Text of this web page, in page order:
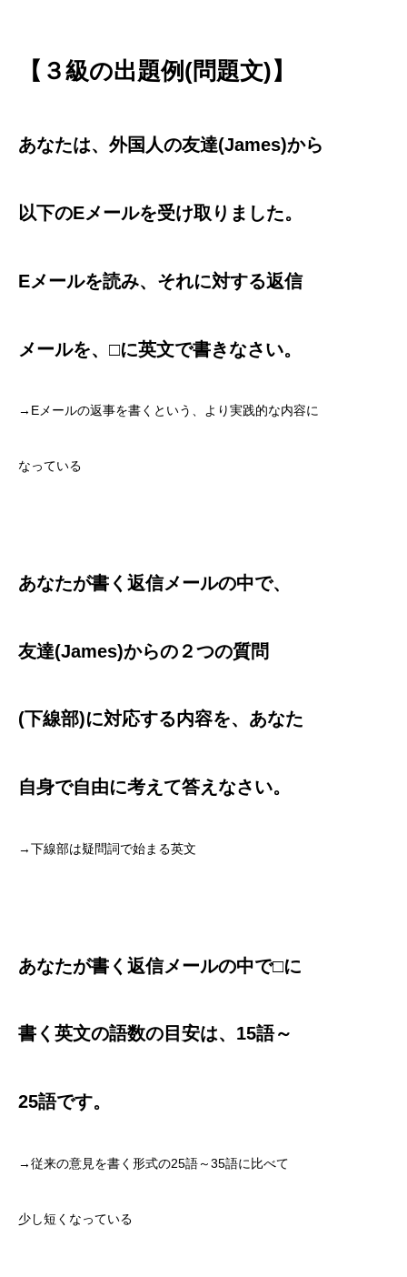
【３級の出題例(問題文)】
あなたは、外国人の友達(James)から
以下のEメールを受け取りました。
Eメールを読み、それに対する返信
メールを、 □に英文で書きなさい。
→Eメールの返事を書くという、より実践的な内容に
なっている
あなたが書く返信メールの中で、
友達(James)からの ２つの質問
(下線部)に対応する内容を、 あなた
自身で自由に考えて答えなさい。
→下線部は疑問詞で始まる英文
あなたが書く返信メールの中で□に
書く 英文の語数の目安は、 15語～
25語です。
→従来の意見を書く形式の25語～35語に比べて
少し短くなっている